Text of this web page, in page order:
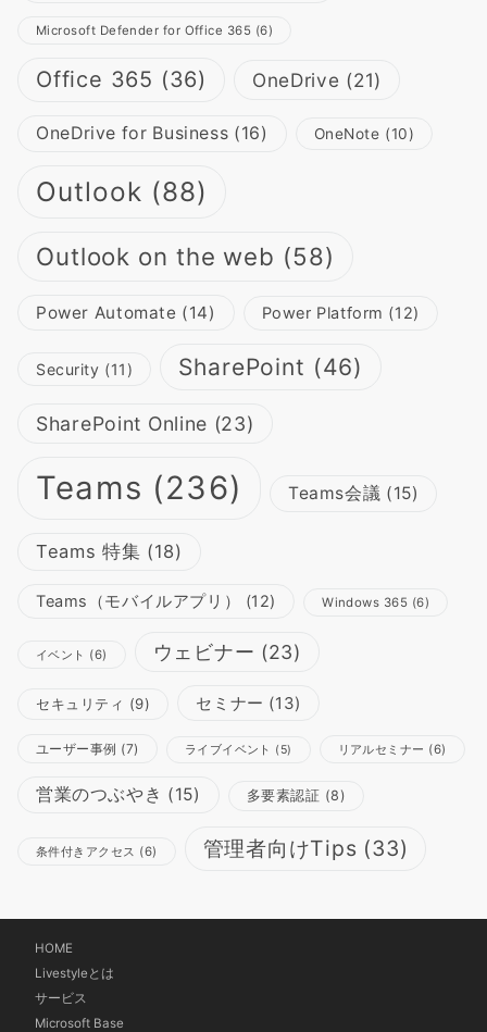
Microsoft Defender for Office 365 (6)
Office 365 (36) OneDrive (21)
OneDrive for Business (16) OneNote (10)
Outlook (88)
Outlook on the web (58)
Power Automate (14) Power Platform (12)
Security (11) SharePoint (46)
SharePoint Online (23)
Teams (236) Teams会議 (15)
Teams 特集 (18)
Teams（モバイルアプリ） (12) Windows 365 (6)
イベント (6) ウェビナー (23)
セキュリティ (9) セミナー (13)
ユーザー事例 (7) ライブイベント (5) リアルセミナー (6)
営業のつぶやき (15) 多要素認証 (8)
条件付きアクセス (6) 管理者向けTips (33)
HOME
Livestyleとは
サービス
Microsoft Base